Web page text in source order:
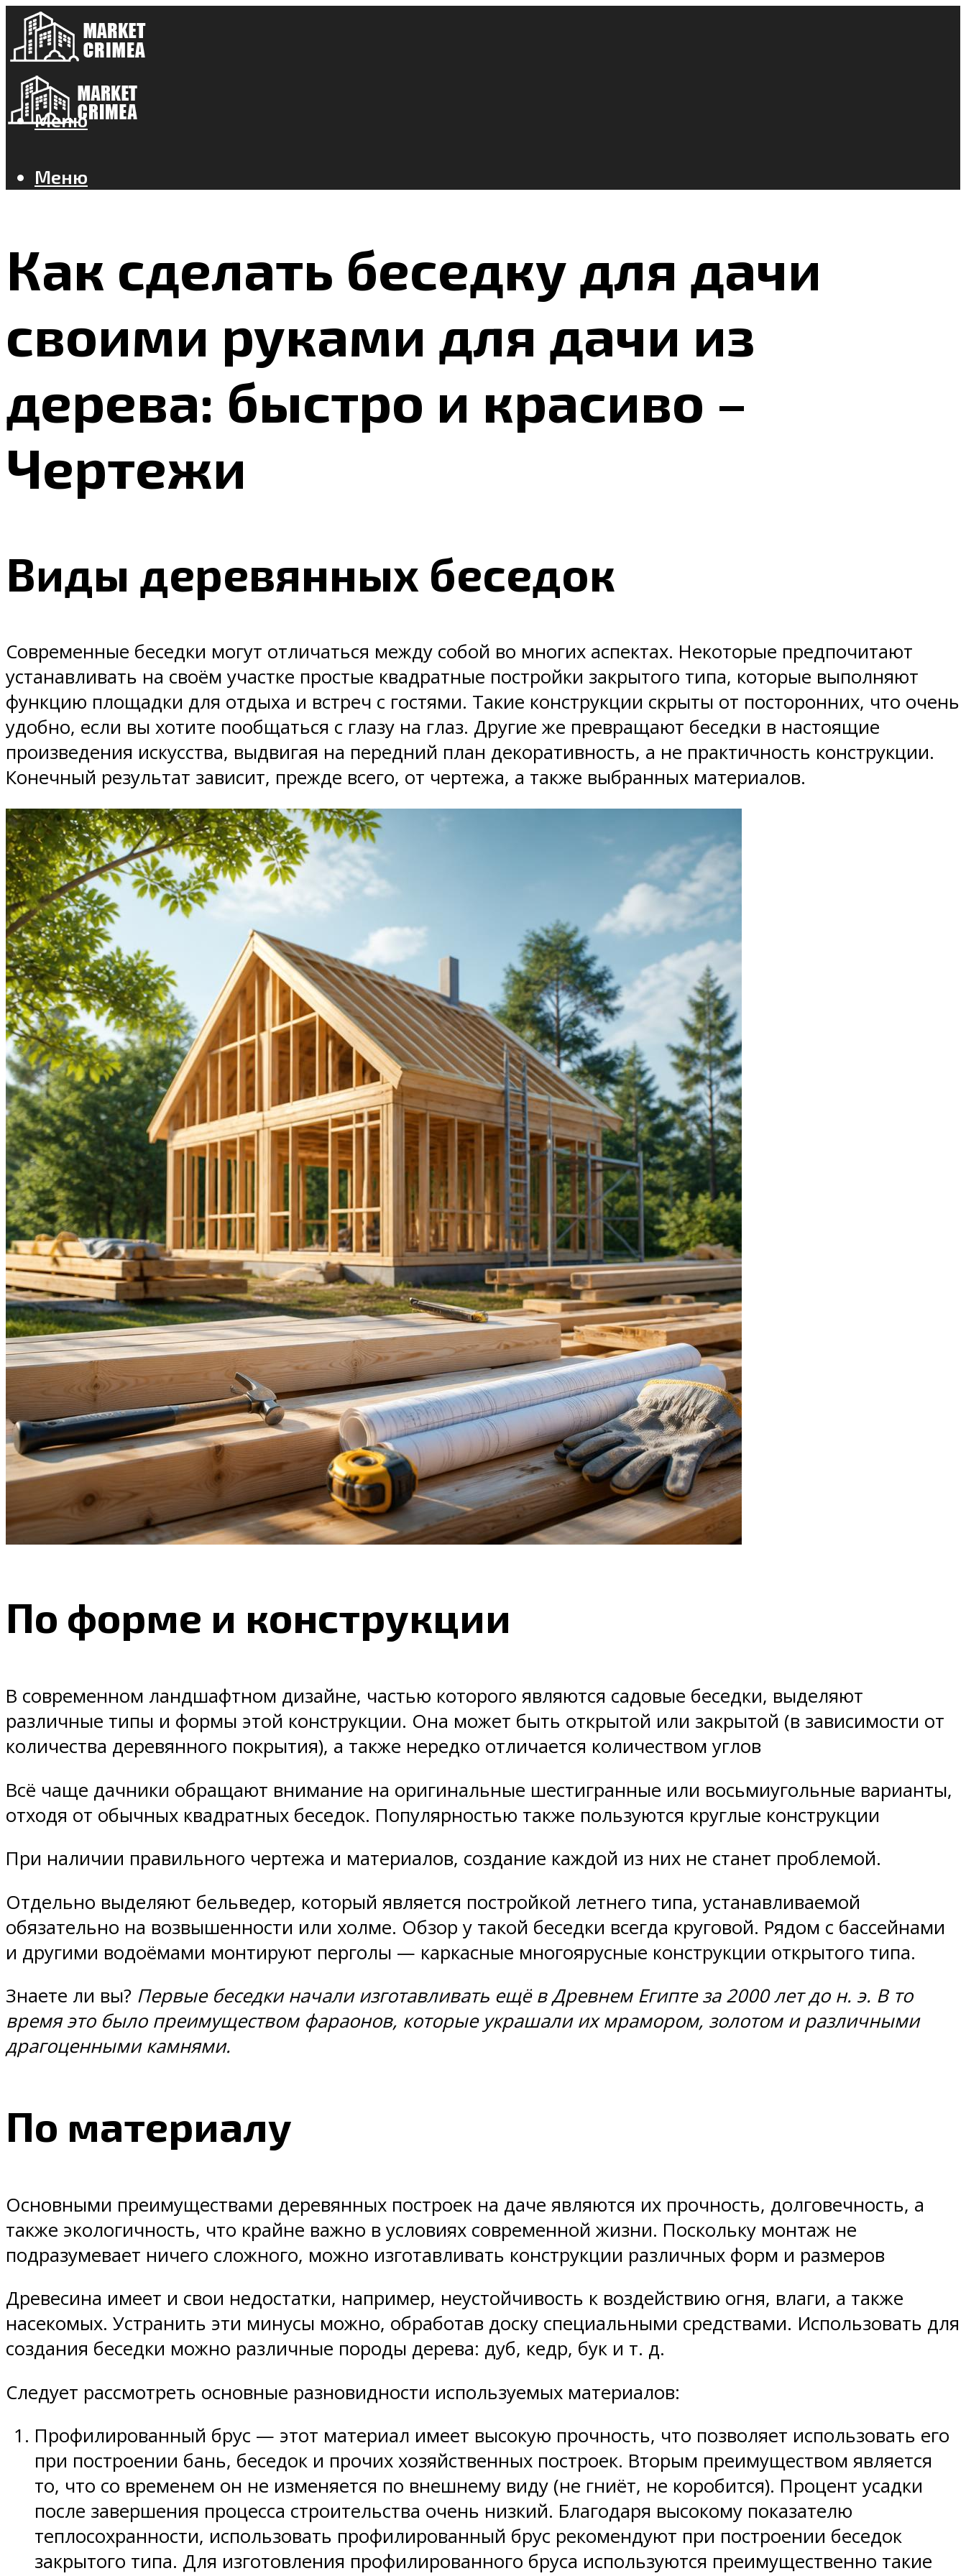
Меню
Меню
Как сделать беседку для дачи
своими руками для дачи из
дерева: быстро и красиво –
Чертежи
Виды деревянных беседок
Современные беседки могут отличаться между собой во многих аспектах. Некоторые предпочитают
устанавливать на своём участке простые квадратные постройки закрытого типа, которые выполняют
функцию площадки для отдыха и встреч с гостями. Такие конструкции скрыты от посторонних, что очень
удобно, если вы хотите пообщаться с глазу на глаз. Другие же превращают беседки в настоящие
произведения искусства, выдвигая на передний план декоративность, а не практичность конструкции.
Конечный результат зависит, прежде всего, от чертежа, а также выбранных материалов.
По форме и конструкции
В современном ландшафтном дизайне, частью которого являются садовые беседки, выделяют
различные типы и формы этой конструкции. Она может быть открытой или закрытой (в зависимости от
количества деревянного покрытия), а также нередко отличается количеством углов
Всё чаще дачники обращают внимание на оригинальные шестигранные или восьмиугольные варианты,
отходя от обычных квадратных беседок. Популярностью также пользуются круглые конструкции
При наличии правильного чертежа и материалов, создание каждой из них не станет проблемой.
Отдельно выделяют бельведер, который является постройкой летнего типа, устанавливаемой
обязательно на возвышенности или холме. Обзор у такой беседки всегда круговой. Рядом с бассейнами
и другими водоёмами монтируют перголы — каркасные многоярусные конструкции открытого типа.
Знаете ли вы? Первые беседки начали изготавливать ещё в Древнем Египте за 2000 лет до н. э. В то
время это было преимуществом фараонов, которые украшали их мрамором, золотом и различными
драгоценными камнями.
По материалу
Основными преимуществами деревянных построек на даче являются их прочность, долговечность, а
также экологичность, что крайне важно в условиях современной жизни. Поскольку монтаж не
подразумевает ничего сложного, можно изготавливать конструкции различных форм и размеров
Древесина имеет и свои недостатки, например, неустойчивость к воздействию огня, влаги, а также
насекомых. Устранить эти минусы можно, обработав доску специальными средствами. Использовать для
создания беседки можно различные породы дерева: дуб, кедр, бук и т. д.
Следует рассмотреть основные разновидности используемых материалов:
Профилированный брус — этот материал имеет высокую прочность, что позволяет использовать его
при построении бань, беседок и прочих хозяйственных построек. Вторым преимуществом является
то, что со временем он не изменяется по внешнему виду (не гниёт, не коробится). Процент усадки
после завершения процесса строительства очень низкий. Благодаря высокому показателю
теплосохранности, использовать профилированный брус рекомендуют при построении беседок
закрытого типа. Для изготовления профилированного бруса используются преимущественно такие